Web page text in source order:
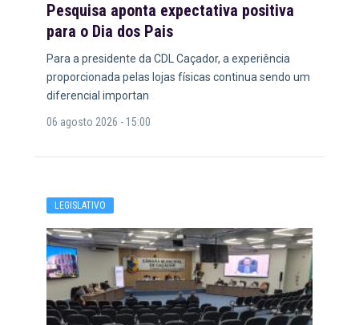
Pesquisa aponta expectativa positiva
para o Dia dos Pais
Para a presidente da CDL Caçador, a experiência
proporcionada pelas lojas físicas continua sendo um
diferencial importan
06 agosto 2026 - 15:00
LEGISLATIVO